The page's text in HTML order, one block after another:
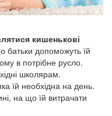
кишенькові
допоможуть їй
в потрібне русло.
школярам.
їй необхідна на день.
на що їй витрачати